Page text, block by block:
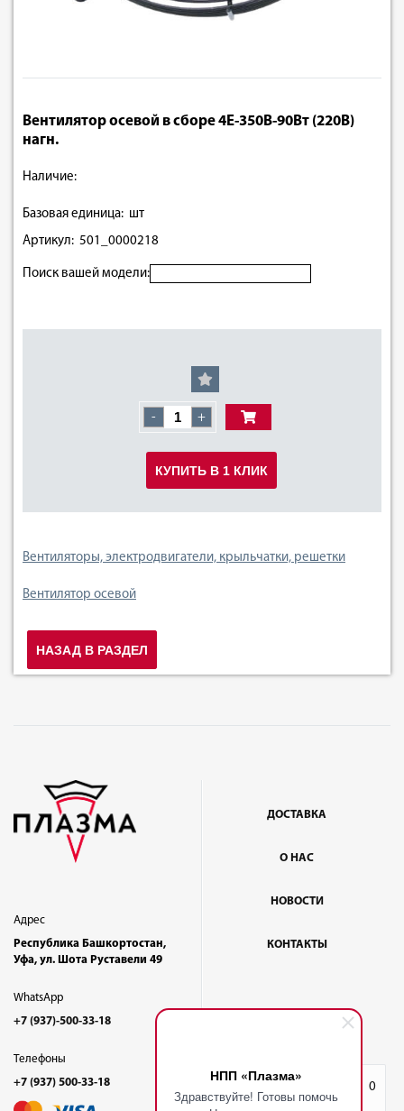
НПП «Плазма»
Здравствуйте! Готовы помочь
0
Вентилятор осевой в сборе 4E-350B-90Вт (220В)
нагн.
Наличие:
Базовая единица: шт
Артикул: 501_0000218
Поиск вашей модели:
- +
КУПИТЬ В 1 КЛИК
Вентиляторы, электродвигатели, крыльчатки, решетки
Вентилятор осевой
НАЗАД В РАЗДЕЛ
Адрес
Республика Башкортостан,
Уфа, ул. Шота Руставели 49
WhatsApp
+7 (937)-500-33-18
Телефоны
+7 (937) 500-33-18
ДОСТАВКА
О НАС
НОВОСТИ
КОНТАКТЫ